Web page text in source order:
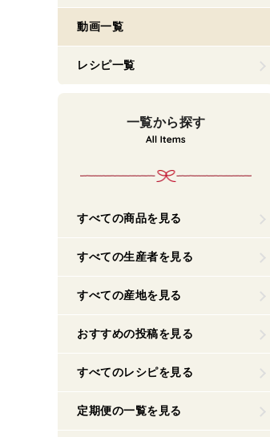
動画一覧
レシピ一覧
一覧から探す
すべての商品を見る
すべての生産者を見る
すべての産地を見る
おすすめの投稿を見る
すべてのレシピを見る
定期便の一覧を見る